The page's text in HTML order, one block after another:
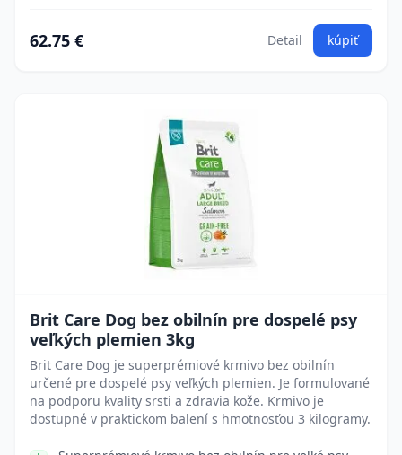
62.75 € Detail kúpiť
Brit Care Dog bez obilnín pre dospelé psy
veľkých plemien 3kg
Brit Care Dog je superprémiové krmivo bez obilnín
určené pre dospelé psy veľkých plemien. Je formulované
na podporu kvality srsti a zdravia kože. Krmivo je
dostupné v praktickom balení s hmotnosťou 3 kilogramy.